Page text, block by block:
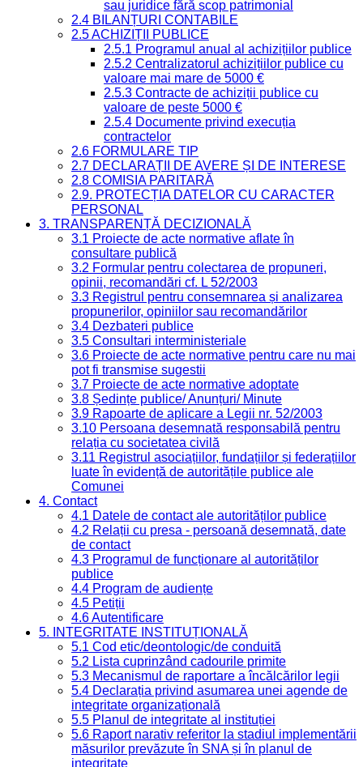
sau juridice fără scop patrimonial
2.4 BILANȚURI CONTABILE
2.5 ACHIZIȚII PUBLICE
2.5.1 Programul anual al achizițiilor publice
2.5.2 Centralizatorul achizițiilor publice cu
valoare mai mare de 5000 €
2.5.3 Contracte de achiziții publice cu
valoare de peste 5000 €
2.5.4 Documente privind execuția
contractelor
2.6 FORMULARE TIP
2.7 DECLARAȚII DE AVERE ȘI DE INTERESE
2.8 COMISIA PARITARĂ
2.9. PROTECȚIA DATELOR CU CARACTER
PERSONAL
3. TRANSPARENȚĂ DECIZIONALĂ
3.1 Proiecte de acte normative aflate în
consultare publică
3.2 Formular pentru colectarea de propuneri,
opinii, recomandări cf. L 52/2003
3.3 Registrul pentru consemnarea și analizarea
propunerilor, opiniilor sau recomandărilor
3.4 Dezbateri publice
3.5 Consultari interministeriale
3.6 Proiecte de acte normative pentru care nu mai
pot fi transmise sugestii
3.7 Proiecte de acte normative adoptate
3.8 Ședințe publice/ Anunțuri/ Minute
3.9 Rapoarte de aplicare a Legii nr. 52/2003
3.10 Persoana desemnată responsabilă pentru
relația cu societatea civilă
3.11 Registrul asociațiilor, fundațiilor și federațiilor
luate în evidență de autoritățile publice ale
Comunei
4. Contact
4.1 Datele de contact ale autorităților publice
4.2 Relații cu presa - persoană desemnată, date
de contact
4.3 Programul de funcționare al autorităților
publice
4.4 Program de audiențe
4.5 Petiții
4.6 Autentificare
5. INTEGRITATE INSTITUȚIONALĂ
5.1 Cod etic/deontologic/de conduită
5.2 Lista cuprinzând cadourile primite
5.3 Mecanismul de raportare a încălcărilor legii
5.4 Declarația privind asumarea unei agende de
integritate organizațională
5.5 Planul de integritate al instituției
5.6 Raport narativ referitor la stadiul implementării
măsurilor prevăzute în SNA și în planul de
integritate